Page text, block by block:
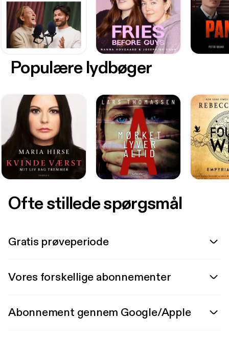
Populære lydbøger
Ofte stillede spørgsmål
Gratis prøveperiode
Vores forskellige abonnementer
Abonnement gennem Google/Apple